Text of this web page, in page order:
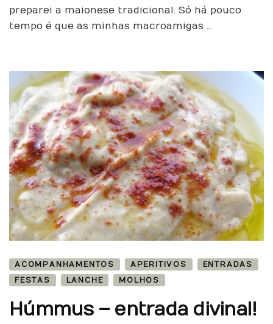
preparei a maionese tradicional. Só há pouco
tempo é que as minhas macroamigas …
ACOMPANHAMENTOS APERITIVOS
ENTRADAS
FESTAS
LANCHE MOLHOS
Húmmus – entrada divinal!